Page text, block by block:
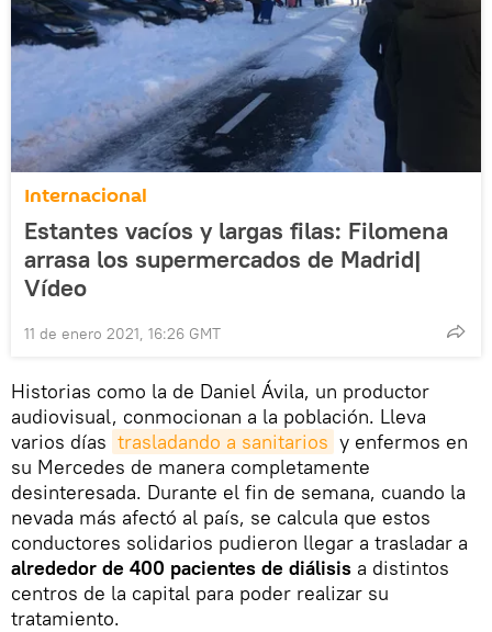
Internacional
Estantes vacíos y largas filas: Filomena
arrasa los supermercados de Madrid|
Vídeo
11 de enero 2021, 16:26 GMT
Historias como la de Daniel Ávila, un productor
audiovisual, conmocionan a la población. Lleva
varios días trasladando a sanitarios y enfermos en
su Mercedes de manera completamente
desinteresada. Durante el fin de semana, cuando la
nevada más afectó al país, se calcula que estos
conductores solidarios pudieron llegar a trasladar a
alrededor de 400 pacientes de diálisis a distintos
centros de la capital para poder realizar su
tratamiento.